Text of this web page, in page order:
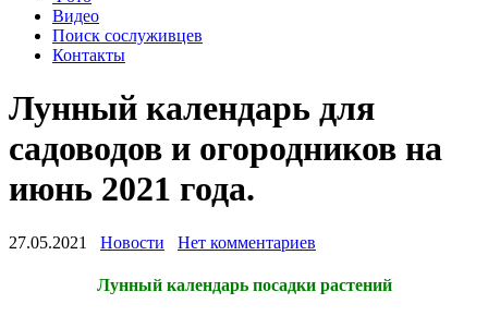
Видео
Поиск сослуживцев
Контакты
Лунный календарь для
садоводов и огородников на
июнь 2021 года.
27.05.2021 Новости Нет комментариев
Лунный календарь посадки растений